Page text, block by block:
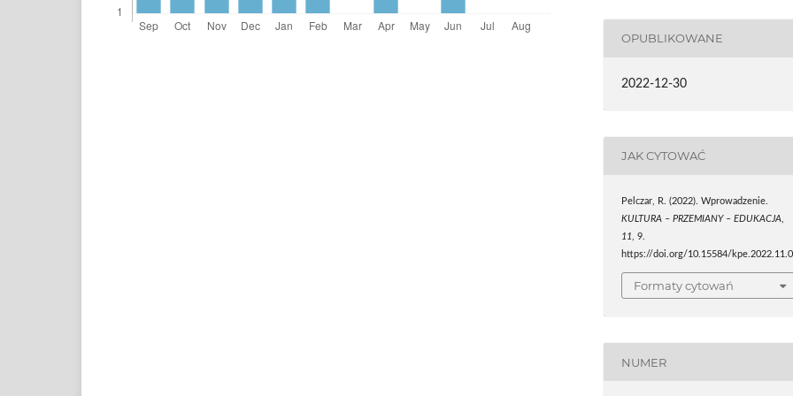
OPUBLIKOWANE
2022-12-30
JAK CYTOWAĆ
Pelczar, R. (2022). Wprowadzenie.
KULTURA – PRZEMIANY – EDUKACJA
11
, 9.
https://doi.org/10.15584/kpe.2022.11.0
Formaty cytowań
NUMER